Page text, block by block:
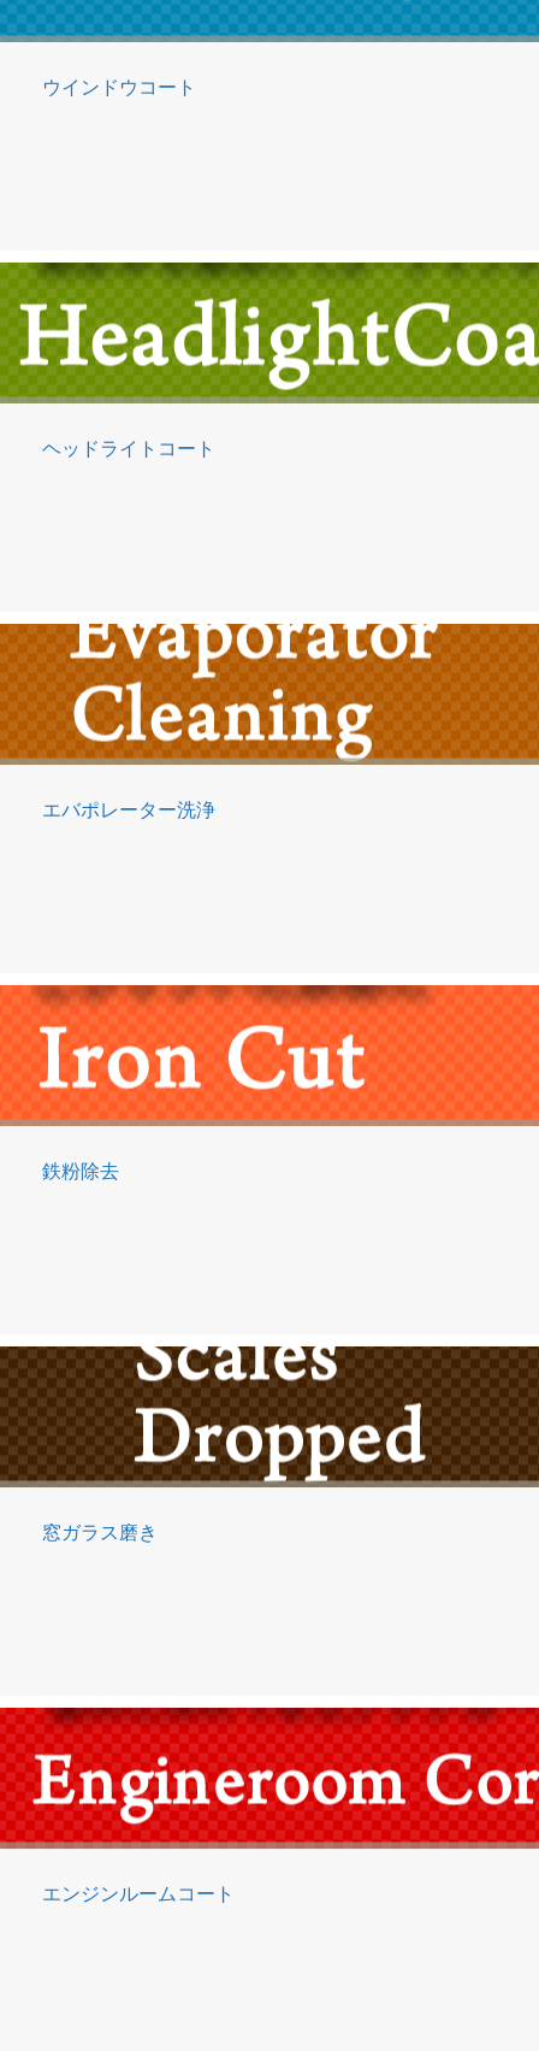
ウインドウコート
ヘッドライトコート
エバポレーター洗浄
鉄粉除去
窓ガラス磨き
エンジンルームコート